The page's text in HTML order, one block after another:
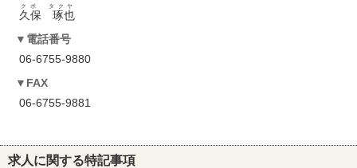
久保 琢也
クボ タクヤ
電話番号
06-6755-9880
FAX
06-6755-9881
求人に関する特記事項